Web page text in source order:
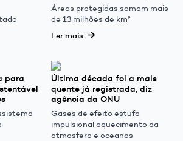
Áreas protegidas somam mais
de 13 milhões de km²
Ler mais
para
Última década foi a mais
quente já registrada, diz
agência da ONU
Gases de efeito estufa
impulsional aquecimento da
atmosfera e oceanos